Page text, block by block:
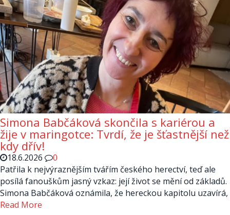
Simona Babčáková skončila s kariérou a
žije v maringotce: Tvrdí, že je šťastnější než
kdy dřív!
18.6.2026
0
Patřila k nejvýraznějším tvářím českého herectví, teď ale
posílá fanouškům jasný vzkaz: její život se mění od základů.
Simona Babčáková oznámila, že hereckou kapitolu uzavírá,
Read More